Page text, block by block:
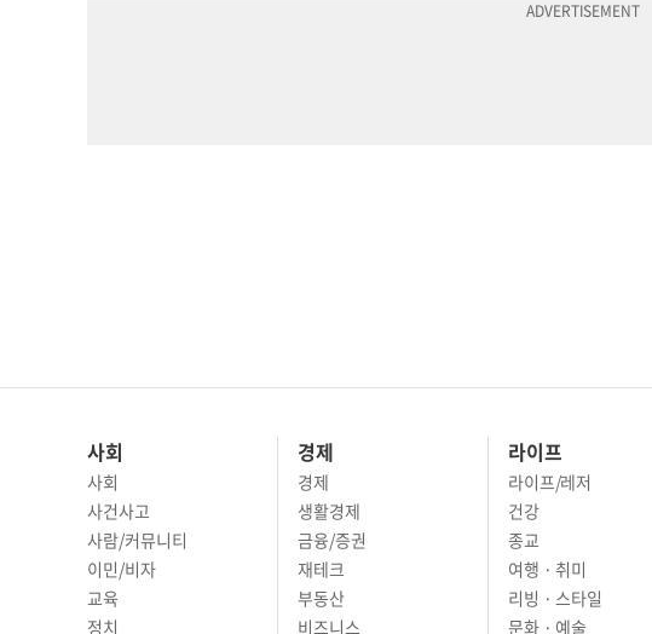
사회
사회
사건사고
사람/커뮤니티
이민/비자
경제
경제
생활경제
금융/증권
재테크
라이프
라이프/레저
건강
종교
여행 · 취미